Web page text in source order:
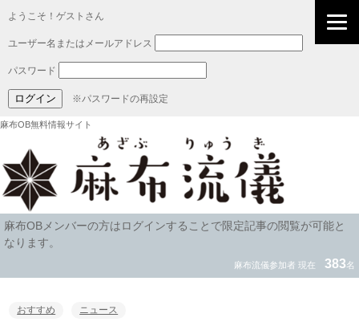
ようこそ！ゲストさん
ユーザー名またはメールアドレス
パスワード
※パスワードの再設定
麻布OB無料情報サイト
麻布OBメンバーの方はログインすることで限定記事の閲覧が可能と
なります。
麻布流儀参加者 現在 383名
おすすめ ニュース